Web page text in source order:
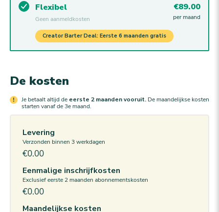
Flexibel
Geen aanmeldkosten
€89.00
per maand
Creator Barter Deal: Eerste 6 maanden gratis
De kosten
Je betaalt altijd de eerste 2 maanden vooruit. De maandelijkse kosten
starten vanaf de 3e maand.
Levering
Verzonden binnen 3 werkdagen
€0.00
Eenmalige inschrijfkosten
Exclusief eerste 2 maanden abonnementskosten
€0.00
Maandelijkse kosten